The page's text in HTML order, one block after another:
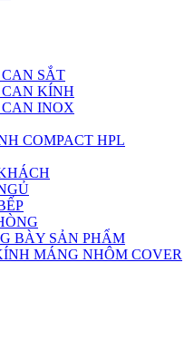
SẮT
KÍNH
INOX
COMPACT HPL
BÀY SẢN PHẨM
MÁNG NHÔM COVER